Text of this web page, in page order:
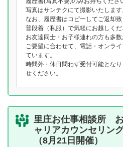
写真はサンテクにて撮影いたします
なお、履歴書はコピーしてご返却致
普段着（私服）で気軽にお越しくだ
お友達同士・お子様連れの方も多数
ご要望に合わせて、電話・オンラ
ています。
時間外・休日問わず受付可能とな
せください。
里庄お仕事相談所
ャリアカウンセリン
（8月21日開催）